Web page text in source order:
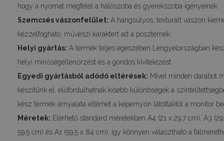
hogy a nyomat megfelel a hálószoba és gyerekszoba igényeinek.
Szemcsés vászonfelület: A hangsúlyos, texturált vászon
kézzelfogható, művészi karaktert ad a poszternek.
Helyi gyártás: A termék teljes egészében Lengyelországban
helyi minőségellenőrzést és a gondos kivitelezést.
Egyedi gyártásból adódó eltérések: Mivel minden darabot
készítünk el, előfordulhatnak kisebb különbségek a
kész termék árnyalata eltérhet a képernyőn látottaktól a monitor
Méretek: Elérhető standard méretekben A4 (21 x 29,7 cm), A3
59,5 cm) és A1 (59,5 x 84 cm), így könnyen választható a